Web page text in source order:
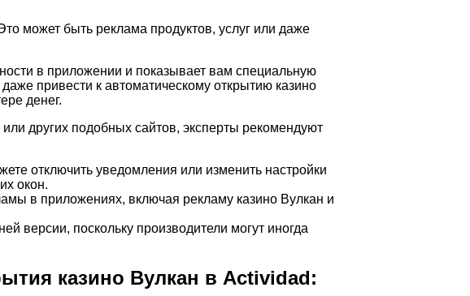
может быть реклама продуктов, услуг или даже
в приложении и показывает вам специальную
привести к автоматическому открытию казино
денег.
других подобных сайтов, эксперты рекомендуют
отключить уведомления или изменить настройки
окон.
в приложениях, включая рекламу казино Вулкан и
версии, поскольку производители могут иногда
казино Вулкан в Actividad: